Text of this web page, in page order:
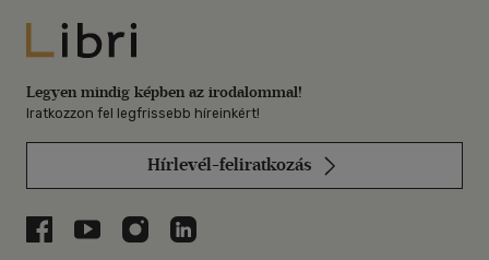
Libri
Legyen mindig képben az irodalommal!
Iratkozzon fel legfrissebb híreinkért!
Hírlevél-feliratkozás
Libri a Facebookon
Libri a Youtube-on
Libri az Instagramon
Libri a LinkedInen